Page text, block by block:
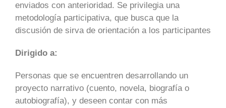
enviados con anterioridad. Se privilegia una
metodología participativa, que busca que la
discusión de sirva de orientación a los participantes
Dirigido a:
Personas que se encuentren desarrollando un
proyecto narrativo (cuento, novela, biografía o
autobiografía), y deseen contar con más